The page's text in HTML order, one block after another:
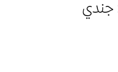
جندي